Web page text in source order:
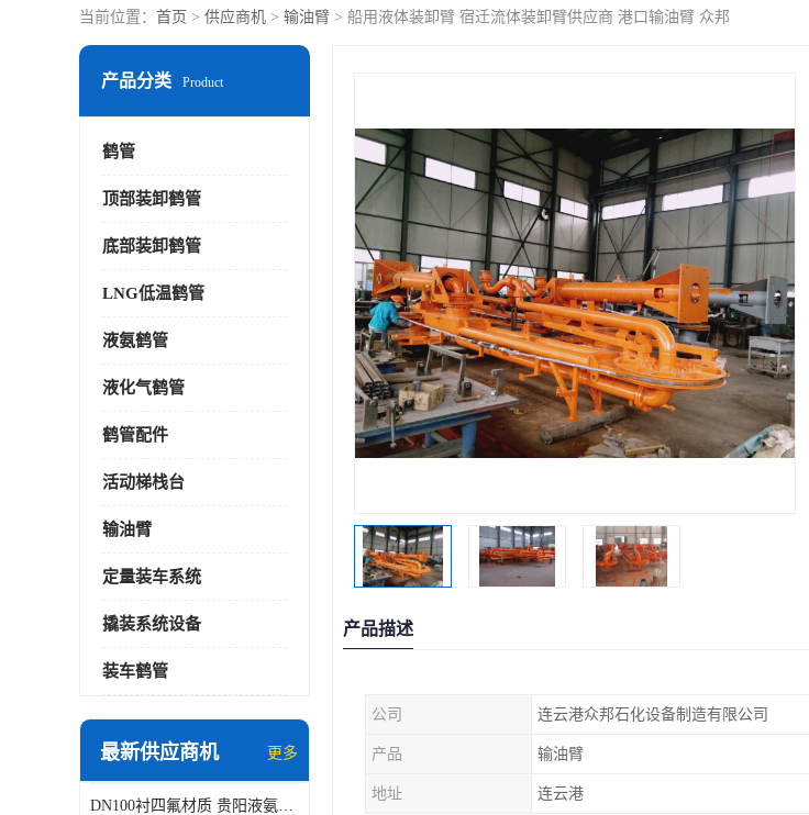
当前位置： 首页 > 供应商机 > 输油臂 > 船用液体装卸臂 宿迁流体装卸臂供应商 港口输油臂 众邦
产品分类 Product
鹤管
顶部装卸鹤管
底部装卸鹤管
LNG低温鹤管
液氨鹤管
液化气鹤管
鹤管配件
活动梯栈台
输油臂
定量装车系统
撬装系统设备
装车鹤管
最新供应商机 更多
DN100衬四氟材质 贵阳液氨鹤管供应商
产品描述
公司 连云港众邦石化设备制造有限公司
产品 输油臂
地址 连云港